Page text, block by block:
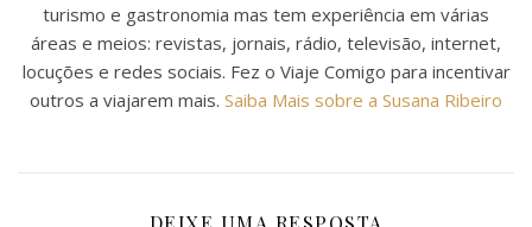
turismo e gastronomia mas tem experiência em várias
áreas e meios: revistas, jornais, rádio, televisão, internet,
locuções e redes sociais. Fez o Viaje Comigo para incentivar
outros a viajarem mais. Saiba Mais sobre a Susana Ribeiro